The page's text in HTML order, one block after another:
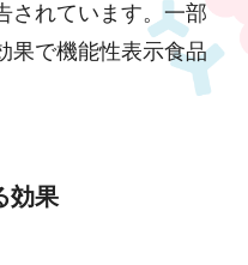
されています。一部
果で機能性表示食品
効果